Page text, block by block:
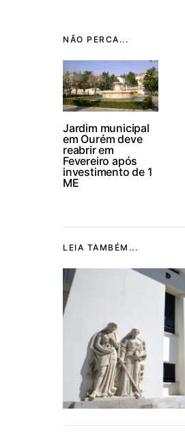
NÃO PERCA...
Jardim municipal
em Ourém deve
reabrir em
Fevereiro após
investimento de 1
ME
LEIA TAMBÉM...